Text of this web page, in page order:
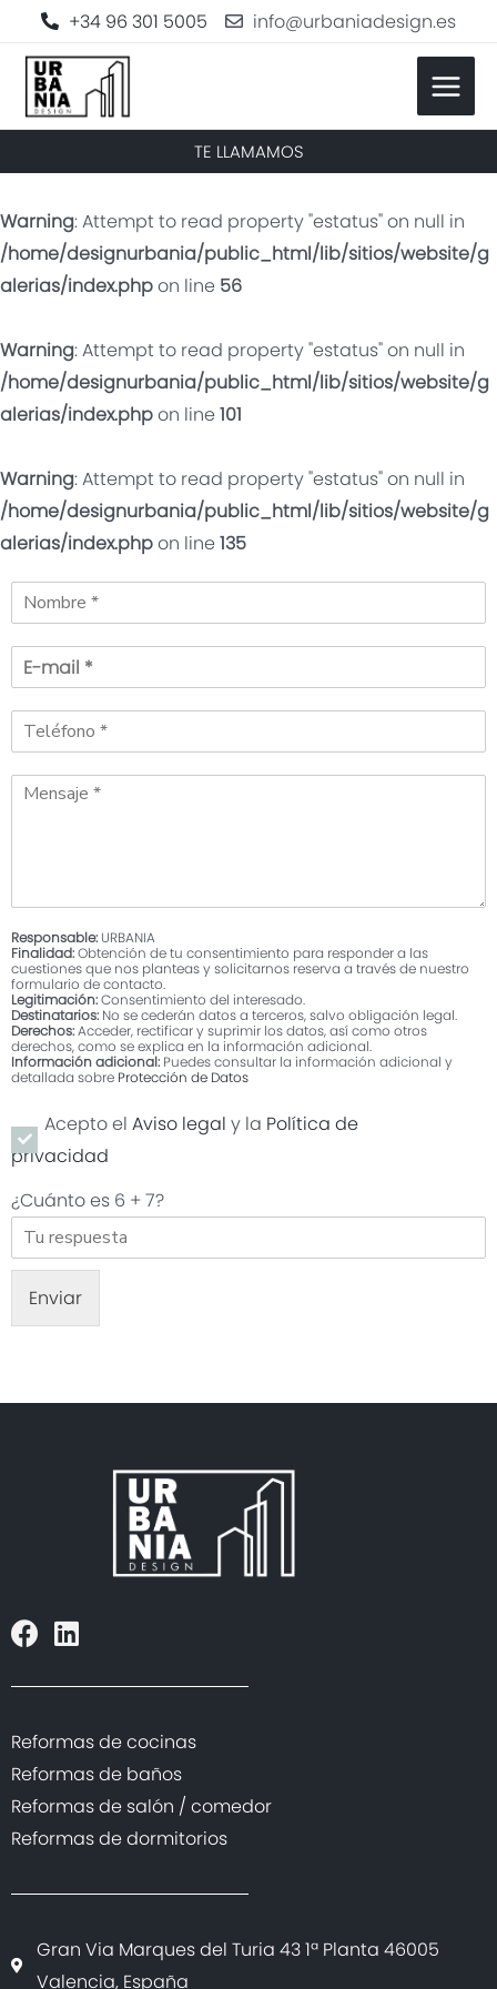
+34 96 301 5005 info@urbaniadesign.es
TE LLAMAMOS
Warning: Attempt to read property "estatus" on null in
/home/designurbania/public_html/lib/sitios/website/g
alerias/index.phpon line 56
Warning: Attempt to read property "estatus" on null in
/home/designurbania/public_html/lib/sitios/website/g
alerias/index.phpon line101
Warning: Attempt to read property "estatus" on null in
/home/designurbania/public_html/lib/sitios/website/g
alerias/index.phpon line135
Responsable: URBANIA
Finalidad:Obtención de tu consentimiento para responder a las
cuestiones que nos planteas y solicitarnos reserva a través de nuestro
formulario de contacto.
Legitimación:Consentimiento del interesado.
Destinatarios: No se cederán datos a terceros, salvo obligación legal.
Derechos:Acceder, rectificar y suprimir los datos, así como otros
derechos, como se explica en la información adicional.
Información adicional: Puedes consultar la información adicional y
detallada sobre Protección de Datos
Acepto el Aviso legal y la Política de
privacidad
¿Cuánto es 6 + 7?
Enviar
Reformas de cocinas
Reformas de baños
Reformas de salón / comedor
Reformas de dormitorios
Gran Via Marques del Turia 43 1ª Planta 46005
Valencia, España
Solicita más
información
promoción
Acepto la política de
comerciales por medios
/home/designurbania/public_html/lib/plantilla/
on line
2640
"/>